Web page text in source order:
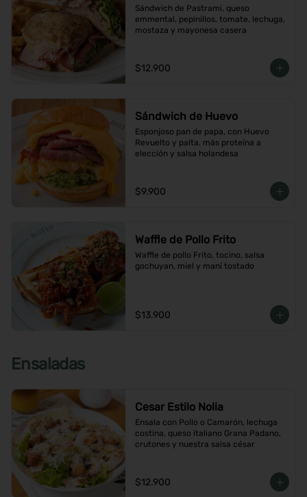
Sándwich de Pastrami, queso
emmental, pepinillos, tomate, lechuga,
mostaza y mayonesa casera
$12.900
Sándwich de Huevo
Esponjoso pan de papa, con Huevo
Revuelto y palta, más proteína a
elección y salsa holandesa
$9.900
Waffle de Pollo Frito
Waffle de pollo Frito, tocino, salsa
gochuyan, miel y maní tostado
$13.900
Ensaladas
Cesar Estilo Nolia
Ensala con Pollo o Camarón, lechuga
costina, queso italiano Grana Padano,
crutones y nuestra salsa césar
$12.900